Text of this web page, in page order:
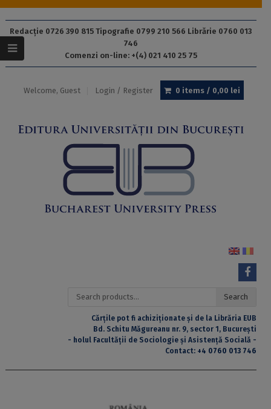
Redacție 0726 390 815 Tipografie 0799 210 566 Librărie 0760 013
746
Comenzi on-line: +(4) 021 410 25 75
Welcome, Guest Login / Register 0 items / 0,00 lei
Search
Search
Cărțile pot fi achiziționate și de la Librăria EUB
Bd. Schitu Măgureanu nr. 9, sector 1, București
- holul Facultății de Sociologie și Asistență Socială -
Contact: +4 0760 013 746